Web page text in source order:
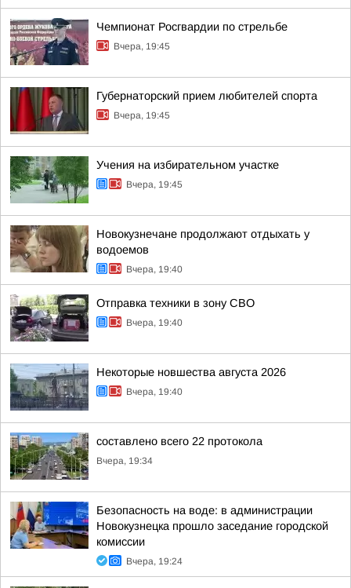
Чемпионат Росгвардии по стрельбе
Вчера, 19:45
Губернаторский прием любителей спорта
Вчера, 19:45
Учения на избирательном участке
Вчера, 19:45
Новокузнечане продолжают отдыхать у
водоемов
Вчера, 19:40
Отправка техники в зону СВО
Вчера, 19:40
Некоторые новшества августа 2026
Вчера, 19:40
составлено всего 22 протокола
Вчера, 19:34
Безопасность на воде: в администрации
Новокузнецка прошло заседание городской
комиссии
Вчера, 19:24